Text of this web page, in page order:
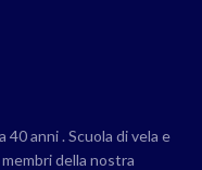
anni . Scuola di vela e
della nostra